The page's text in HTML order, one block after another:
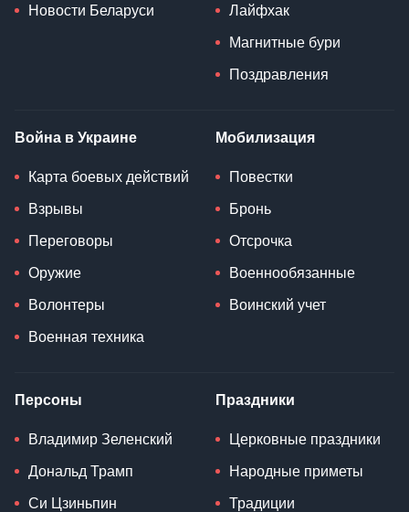
Новости Беларуси Лайфхак
Магнитные бури
Поздравления
Война в Украине
Карта боевых действий
Взрывы
Переговоры
Оружие
Волонтеры
Военная техника
Мобилизация
Повестки
Бронь
Отсрочка
Военнообязанные
Воинский учет
Персоны
Владимир Зеленский
Дональд Трамп
Си Цзиньпин
Праздники
Церковные праздники
Народные приметы
Традиции